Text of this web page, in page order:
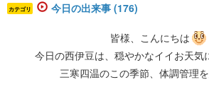
カテゴリ 今日の出来事 (176)
皆様、こんにちは
今日の西伊豆は、穏やかなイイお天気
三寒四温のこの季節、体調管理